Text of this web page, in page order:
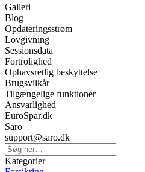
Galleri
Blog
Opdateringsstrøm
Lovgivning
Sessionsdata
Fortrolighed
Ophavsretlig beskyttelse
Brugsvilkår
Tilgængelige funktioner
Ansvarlighed
EuroSpar.dk
Saro
support@saro.dk
Kategorier